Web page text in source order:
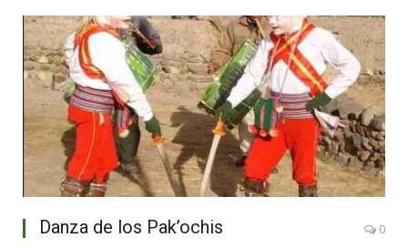
Danza de los Pak’ochis 0